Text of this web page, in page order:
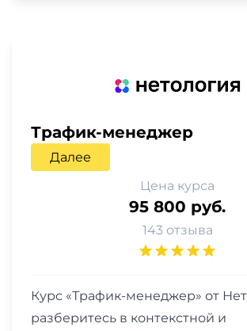
Трафик-менеджер
Далее
Цена курса
95 800 руб.
143 отзыва
Курс «Трафик-менеджер» от
разберитесь в контекстной и